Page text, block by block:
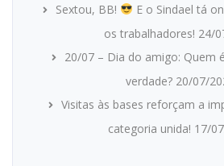
Sextou, BB!
E o Sindael tá
os trabalhadores! 24/
20/07 – Dia do amigo: Quem
verdade? 20/07/
Visitas às bases reforçam a
categoria unida! 17/